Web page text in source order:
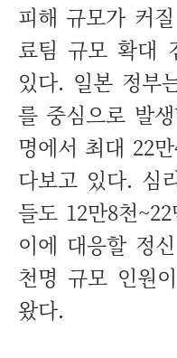
피해 규모가 커
료팀 규모 확대
있다. 일본 정부
를 중심으로 발
명에서 최대 22
다보고 있다. 심
들도 12만8천
이에 대응할 정
천명 규모 인원
왔다.